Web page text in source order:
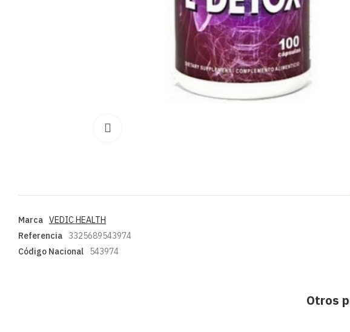
Marca VEDIC HEALTH
Referencia
3325689543974
Código Nacional
543974
Otros